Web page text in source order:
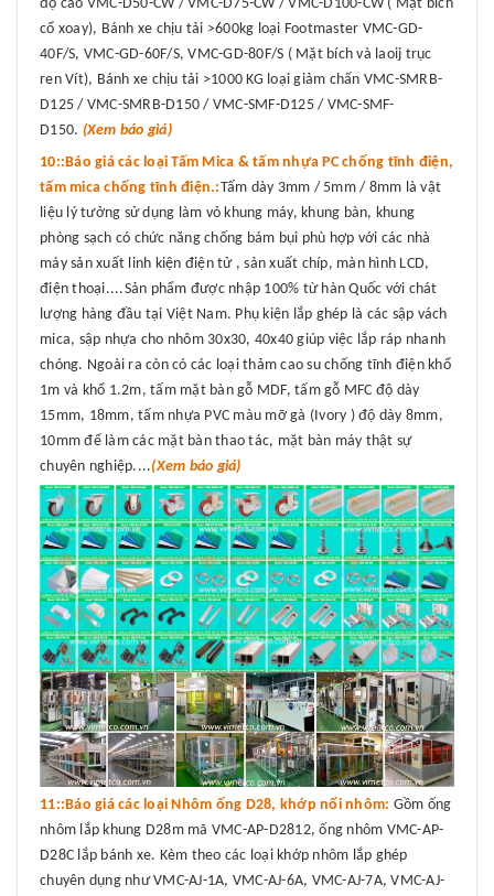
độ cao VMC-D50-CW / VMC-D75-CW / VMC-D100-CW ( Mặt bích
cổ xoay), Bánh xe chịu tải >600kg loại Footmaster VMC-GD-
40F/S, VMC-GD-60F/S, VMC-GD-80F/S ( Mặt bích và laoij trục
ren Vít), Bánh xe chịu tải >1000 KG loại giảm chấn VMC-SMRB-
D125 / VMC-SMRB-D150 / VMC-SMF-D125 / VMC-SMF-
D150. (Xem báo giá)
10::Báo giá các loại Tấm Mica & tấm nhựa PC chống tĩnh điện,
tấm mica chống tĩnh điện.:Tấm dày 3mm / 5mm / 8mm là vật
liệu lý tưởng sử dụng làm vỏ khung máy, khung bàn, khung
phòng sạch có chức năng chống bám bụi phù hợp với các nhà
máy sản xuất linh kiện điện tử , sản xuất chíp, màn hình LCD,
điện thoại....Sản phẩm được nhập 100% từ hàn Quốc với chát
lượng hàng đầu tại Việt Nam. Phụ kiện lắp ghép là các sập vách
mica, sập nhựa cho nhôm 30x30, 40x40 giúp việc lắp ráp nhanh
chóng. Ngoài ra còn có các loại thảm cao su chống tĩnh điện khổ
1m và khổ 1.2m, tấm mặt bàn gỗ MDF, tấm gỗ MFC độ dày
15mm, 18mm, tấm nhựa PVC màu mỡ gà (Ivory ) độ dày 8mm,
10mm để làm các mặt bàn thao tác, mặt bàn máy thật sự
chuyên nghiệp....(Xem báo giá)
11::Báo giá các loại Nhôm ống D28, khớp nối nhôm: Gồm ống
nhôm lắp khung D28m mã VMC-AP-D2812, ống nhôm VMC-AP-
D28C lắp bánh xe. Kèm theo các loại khớp nhôm lắp ghép
chuyên dụng như VMC-AJ-1A, VMC-AJ-6A, VMC-AJ-7A, VMC-AJ-